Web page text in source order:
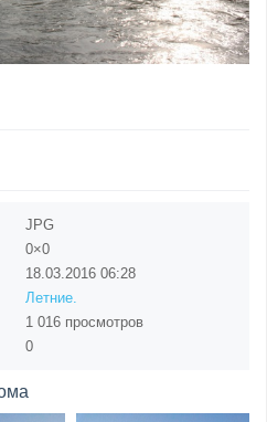
JPG
0×0
18.03.2016 06:28
Летние.
1 016 просмотров
0